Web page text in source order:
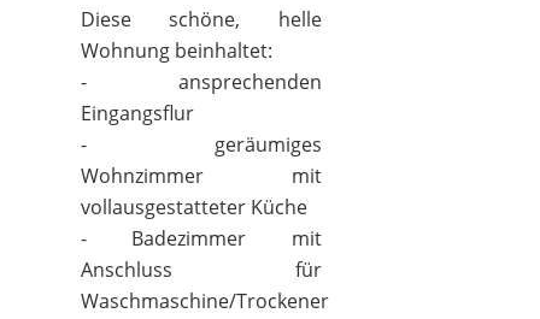
Diese schöne, helle
Wohnung beinhaltet:
- ansprechenden
Eingangsflur
- geräumiges
Wohnzimmer mit
vollausgestatteter Küche
- Badezimmer mit
Anschluss für
Waschmaschine/Trockener